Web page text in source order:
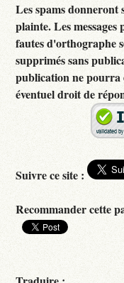
Les spams donneront
plainte. Les
fautes d'orthographe
supprimés sans
publication ne pourra
éventuel droit de
Suivre ce site :
Recommander cette